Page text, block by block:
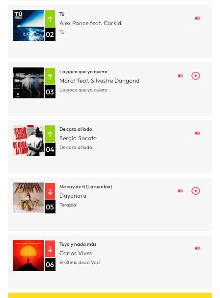
02
Tú
Alex Ponce feat. Corkidi
Tú
03
Lo poco que yo quiero
Morat feat. Silvestre Dangond
Lo poco que yo quiero
04
De cara al lodo
Sergio Sacoto
De cara al lodo
05
Me voy de ti (La cumbia)
Dayanara
Terapia
06
Tuyo y nada más
Carlos Vives
El último disco Vol.1